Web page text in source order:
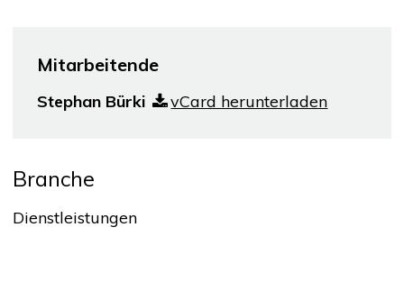
Mitarbeitende
Stephan Bürki vCard herunterladen
Branche
Dienstleistungen